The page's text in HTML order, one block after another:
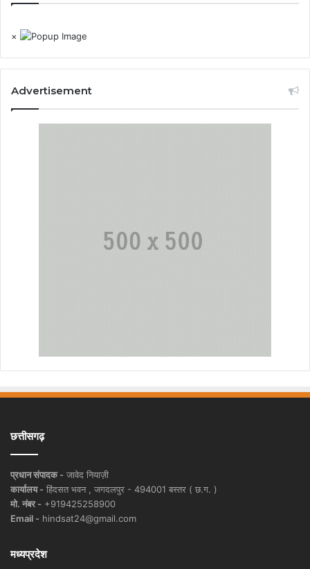
×
Advertisement
छत्तीसगढ़
प्रधान संपादक - जावेद नियाज़ी
कार्यालय - हिंदसत भवन , जगदलपुर - 494001 बस्तर ( छ.ग. )
मो. नंबर - +919425258900
Email - hindsat24@gmail.com
मध्यप्रदेश